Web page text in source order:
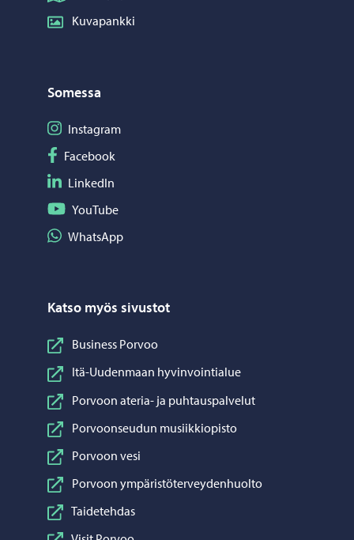
Kuvapankki
Somessa
Seuraa Instagram
Instagram
Seuraa Facebook
Facebook
Seuraa LinkedIn
LinkedIn
Seuraa YouTube
YouTube
Jaa WhatsApp
WhatsApp
Katso myös sivustot
Business Porvoo
Itä-Uudenmaan hyvinvointialue
Porvoon ateria- ja puhtauspalvelut
Porvoonseudun musiikkiopisto
Porvoon vesi
Porvoon ympäristöterveydenhuolto
Taidetehdas